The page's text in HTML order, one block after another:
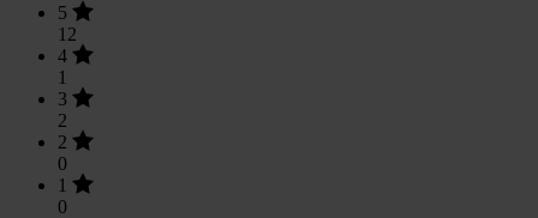
5
12
4
1
3
2
2
0
1
0